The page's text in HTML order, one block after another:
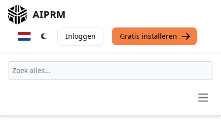
AIPRM
Inloggen Gratis installeren